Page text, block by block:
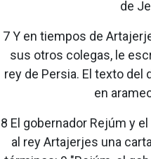
de
7 Y en tiempos de
sus otros colegas, le
rey de Persia. El texto
en
8 El gobernador Rejúm y
al rey Artajerjes una